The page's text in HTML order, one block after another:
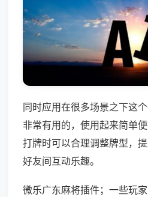
同时应用在很多场景之下这
非常有用的，使用起来简单
打牌时可以合理调整牌型，
好友间互动乐趣。
微乐广东麻将插件；一些玩